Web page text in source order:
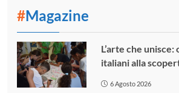
#Magazine
L’arte che
italiani alla
6 Agosto 2026